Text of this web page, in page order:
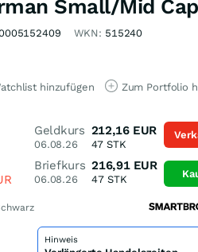
Small/Mid
WKN: 515240
hinzufügen Zum Portfolio
Geldkurs
06.08.26
212,16 EUR
47 STK
Briefkurs
06.08.26
216,91 EUR
47 STK
Hinweis